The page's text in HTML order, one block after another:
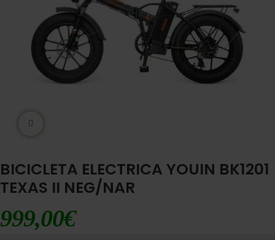
BICICLETA ELECTRICA YOUIN BK1201
TEXAS II NEG/NAR
999,00€